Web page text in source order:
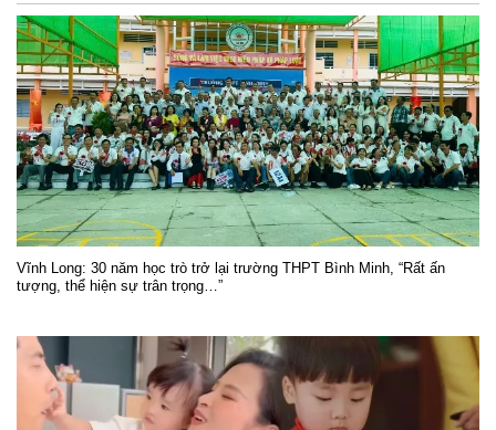
Vĩnh Long: 30 năm học trò trở lại trường THPT Bình Minh, “Rất ấn
tượng, thể hiện sự trân trọng…”